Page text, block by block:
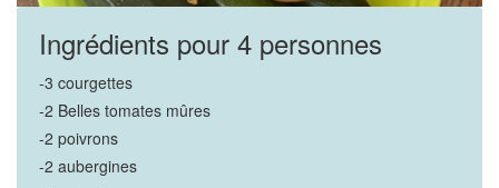
Ingrédients pour 4 personnes
-3 courgettes
-2 Belles tomates mûres
-2 poivrons
-2 aubergines